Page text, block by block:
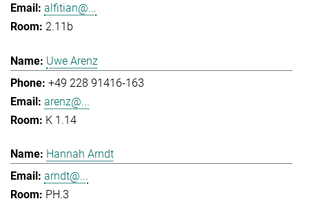
alfitian@...
2.11b
Uwe Arenz
+49 228 91416-163
arenz@...
K 1.14
Hannah Arndt
arndt@...
PH.3